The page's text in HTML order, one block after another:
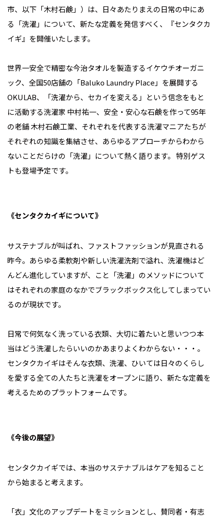
市、以下「木村石鹸」）は、日々あたりまえの日常の中にあ
る「洗濯」について、新たな定義を発信すべく、『センタクカ
イギ』を開催いたします。
世界一安全で精密な今治タオルを製造するイケウチオーガニ
ック、全国50店舗の「Baluko Laundry Place」を展開する
OKULAB、「洗濯から、セカイを変える」という信念をもと
に活動する洗濯家 中村祐一、安全・安心な石鹸を作って95年
の老舗 木村石鹸工業、それぞれを代表する洗濯マニアたちが
それぞれの知識を集結させ、あらゆるアプローチからわから
ないことだらけの「洗濯」について熱く語ります。 特別ゲス
トも登場予定です。
《センタクカイギについて》
サステナブルが叫ばれ、ファストファッションが見直される
昨今。あらゆる柔軟剤や新しい洗濯洗剤で溢れ、洗濯機はど
んどん進化していますが、こと「洗濯」のメソッドについて
はそれぞれの家庭のなかでブラックボックス化してしまってい
るのが現状です。
日常で何気なく洗っている衣類、大切に着たいと思いつつ本
当はどう洗濯したらいいのかあまりよくわからない・・・。
センタクカイギはそんな衣類、洗濯、ひいては日々のくらし
を愛する全ての人たちと洗濯をオープンに語り、新たな定義を
考えるためのプラットフォームです。
《今後の展望》
センタクカイギでは、本当のサステナブルはケアを知ること
から始まると考えます。
「衣」文化のアップデートをミッションとし、賛同者・有志